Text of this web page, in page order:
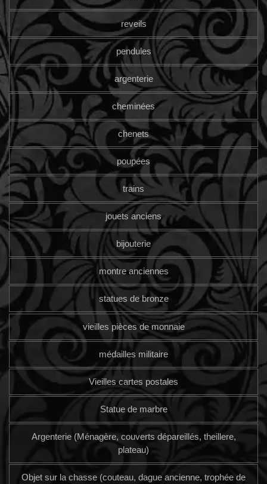
reveils
pendules
argenterie
cheminées
chenets
poupées
trains
jouets anciens
bijouterie
montre anciennes
statues de bronze
vieilles pièces de monnaie
médailles militaire
Vieilles cartes postales
Statue de marbre
Argenterie (Ménagère, couverts dépareillés, theillere,
plateau)
Objet sur la chasse (couteau, dague ancienne, trophée de